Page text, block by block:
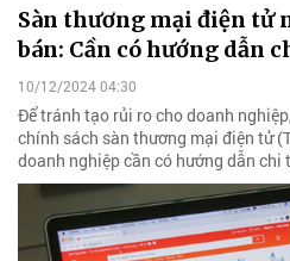
Sàn thương mại điện tử
bán: Cần có hướng dẫn
10/12/2024 04:30
Để tránh tạo rủi ro cho doanh
chính sách sàn thương mại điện tử
doanh nghiệp cần có hướng dẫn chi